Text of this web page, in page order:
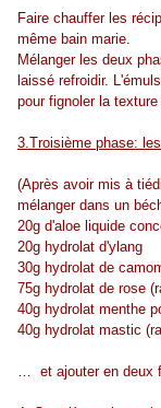
Faire chauffer les
même bain marie.
Mélanger les deux
laissé refroidir.
pour fignoler la
3.Troisième phase:
(Après avoir mis à
mélanger dans un
20g d'aloe liquide
20g hydrolat d'ylang
30g hydrolat de
75g hydrolat de rose
40g hydrolat menthe
40g hydrolat mastic
… et ajouter en deux